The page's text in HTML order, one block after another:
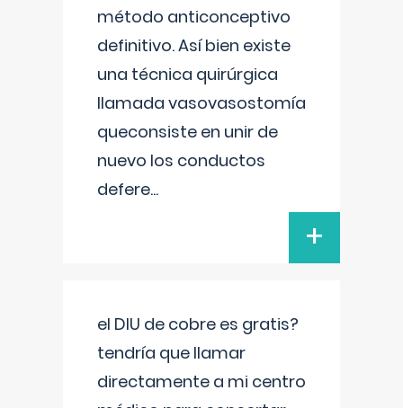
método anticonceptivo
definitivo. Así bien existe
una técnica quirúrgica
llamada vasovasostomía
queconsiste en unir de
nuevo los conductos
defere...
+
el DIU de cobre es gratis?
tendría que llamar
directamente a mi centro